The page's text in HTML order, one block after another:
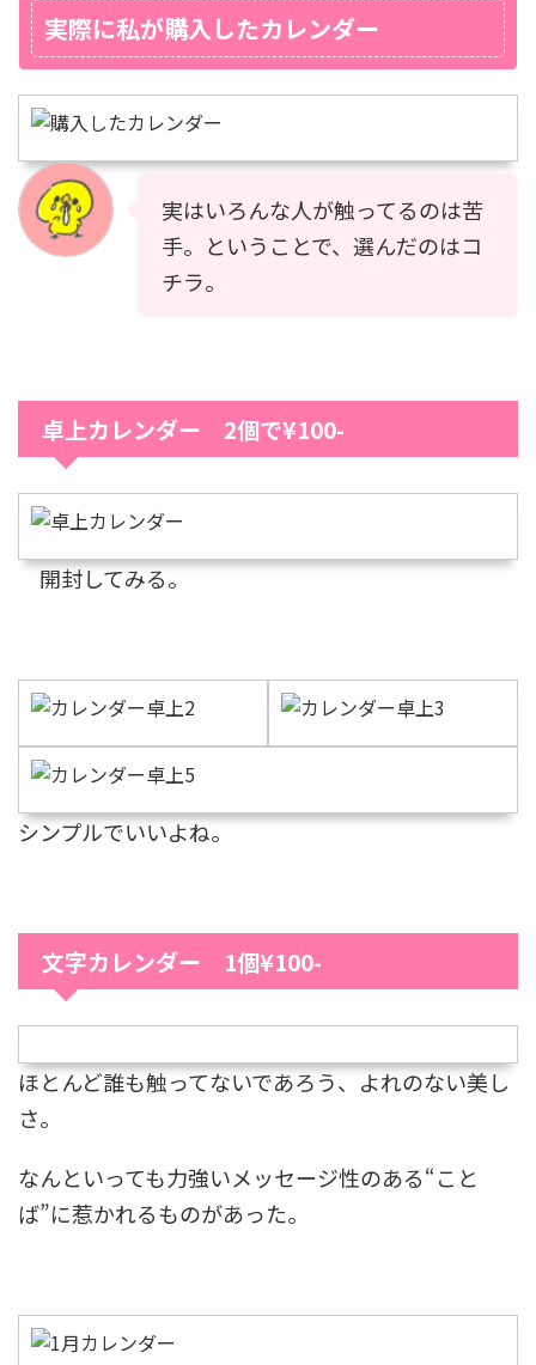
実際に私が購入したカレンダー
実はいろんな人が触ってるのは苦
手。ということで、選んだのはコ
チラ。
卓上カレンダー 2個で¥100-
開封してみる。
シンプルでいいよね。
文字カレンダー 1個¥100-
ほとんど誰も触ってないであろう、よれのない美し
さ。
なんといっても力強いメッセージ性のある“こと
ば”に惹かれるものがあった。